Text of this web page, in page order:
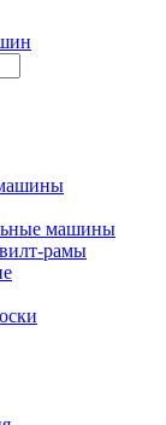
машины
рамы